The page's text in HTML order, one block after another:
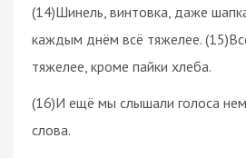
(14)Шинель, винтовка, даже
каждым днём всё тяжелее.
тяжелее, кроме пайки хлеба.
(16)И ещё мы слышали голоса
слова.